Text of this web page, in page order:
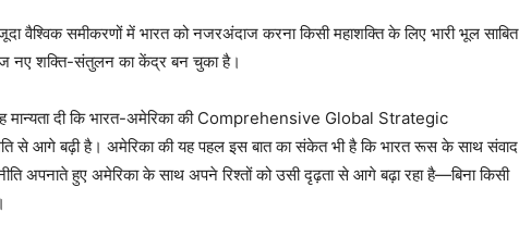
वैश्विक समीकरणों में भारत को नजरअंदाज करना किसी महाशक्ति के लिए भारी भूल साबित
नए शक्ति-संतुलन का केंद्र बन चुका है।
यह मान्यता दी कि भारत-अमेरिका की Comprehensive Global Strategic
से आगे बढ़ी है। अमेरिका की यह पहल इस बात का संकेत भी है कि भारत रूस के साथ संवाद
अपनाते हुए अमेरिका के साथ अपने रिश्तों को उसी दृढ़ता से आगे बढ़ा रहा है—बिना किसी